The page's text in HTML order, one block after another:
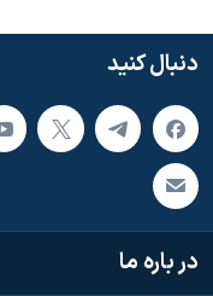
دنبال کنید
در باره ما